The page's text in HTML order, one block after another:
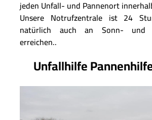
jeden Unfall- und Pannenort
Unsere Notrufzentrale ist 24
natürlich auch an Sonn- und
erreichen..
Unfallhilfe